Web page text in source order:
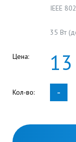
IEEE
35 Вт
Цена: 13
Кол-во: -